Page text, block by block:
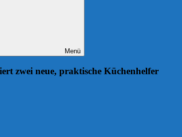
Menü
zwei neue, praktische Küchenhelfer